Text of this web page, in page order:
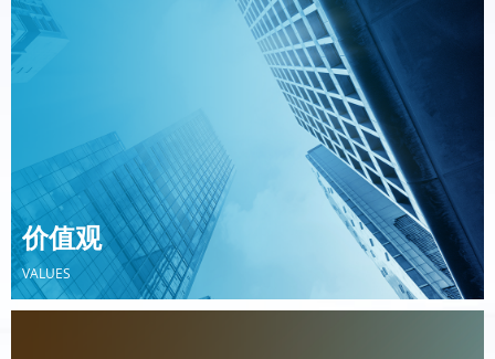
我们的愿景是成为全球疲劳测试领域的领航者。我们希望
通过不断的技术创新和市场拓展，将威科工业打造成为国
际知名品牌，为全球客户提供动态疲劳测试解决方案。我
们致力于通过持续的技术创新和卓越的产品质量，帮助客
户提升产品可靠性，推动行业技术进步
价值观
VALUES